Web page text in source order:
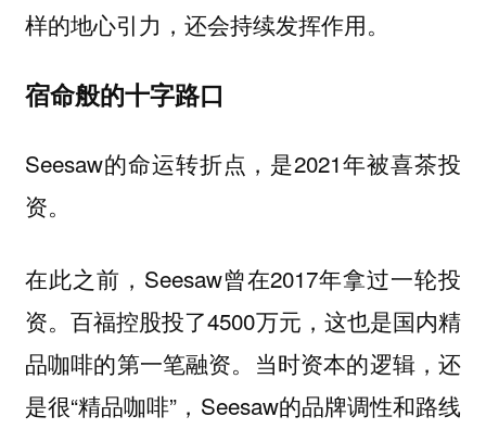
样的地心引力，还会持续发挥作用。
宿命般的十字路口
Seesaw的命运转折点，是2021年被喜茶投
资。
在此之前，Seesaw曾在2017年拿过一轮投
资。百福控股投了4500万元，这也是国内精
品咖啡的第一笔融资。当时资本的逻辑，还
是很“精品咖啡”，Seesaw的品牌调性和路线